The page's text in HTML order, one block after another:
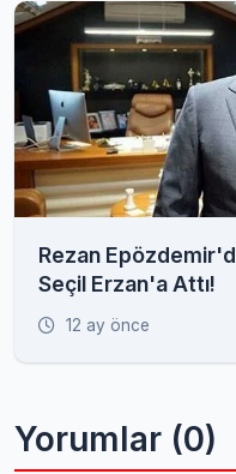
Rezan
Seçil Erzan'a Attı!
12 ay önce
Yorumlar (0)